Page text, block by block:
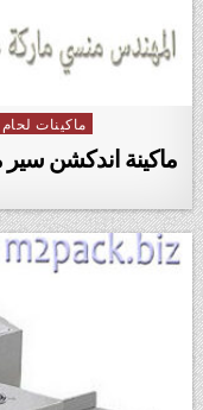
Posted in
ماكينات